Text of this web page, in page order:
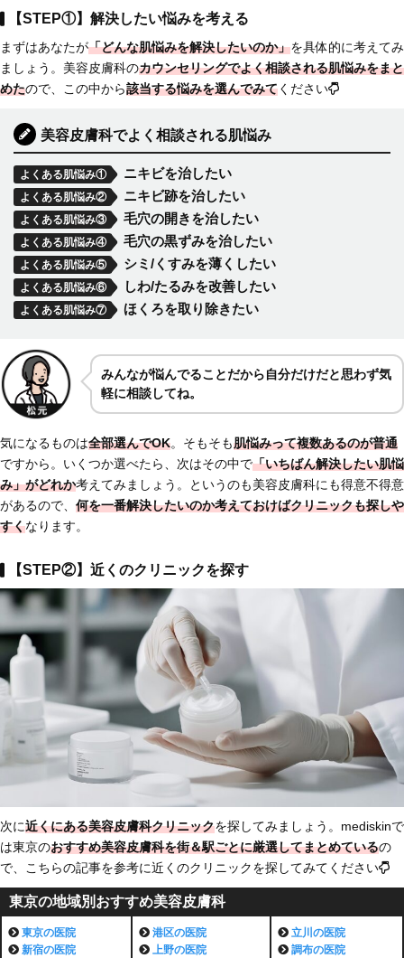
【STEP①】解決したい悩みを考える
まずはあなたが「どんな肌悩みを解決したいのか」を具体的に考えてみ
ましょう。美容皮膚科のカウンセリングでよく相談される肌悩みをまと
めたので、この中から該当する悩みを選んでみてください
美容皮膚科でよく相談される肌悩み
よくある肌悩み① ニキビを治したい
よくある肌悩み② ニキビ跡を治したい
よくある肌悩み③ 毛穴の開きを治したい
よくある肌悩み④ 毛穴の黒ずみを治したい
よくある肌悩み⑤ シミ/くすみを薄くしたい
よくある肌悩み⑥ しわ/たるみを改善したい
よくある肌悩み⑦ ほくろを取り除きたい
みんなが悩んでることだから自分だけだと思わず気
軽に相談してね。
気になるものは全部選んでOK。そもそも肌悩みって複数あるのが普通
ですから。いくつか選べたら、次はその中で「いちばん解決したい肌悩
み」がどれか考えてみましょう。というのも美容皮膚科にも得意不得意
があるので、 何を一番解決したいのか考えておけばクリニックも探しや
すくなります。
【STEP②】近くのクリニックを探す
次に近くにある美容皮膚科クリニックを探してみましょう。mediskinで
は東京のおすすめ美容皮膚科を街＆駅ごとに厳選してまとめているの
で、こちらの記事を参考に近くのクリニックを探してみてください
東京の地域別おすすめ美容皮膚科
東京の医院
新宿の医院
港区の医院
上野の医院
立川 の医院
調布の医院